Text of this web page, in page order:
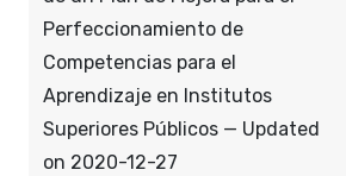
Perfeccionamiento de
Competencias para el
Aprendizaje en Institutos
Superiores Públicos — Updated
on 2020-12-27